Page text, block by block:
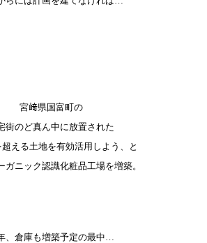
宮﨑県国富町の
街のど真ん中に放置された
超える土地を有効活用しよう、と
ガニック認識化粧品工場を増築。
、倉庫も増築予定の最中…